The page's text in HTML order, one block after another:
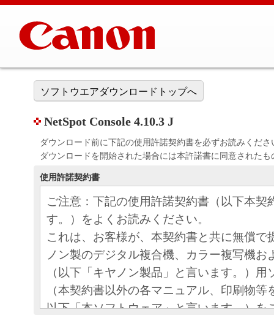
ソフトウエアダウンロードトップへ
NetSpot Console 4.10.3 J
ダウンロード前に下記の使用許諾契約書を必ずお読みくださ
ダウンロードを開始された場合には本許諾書に同意された
使用許諾契約書
ご注意：下記の使用許諾契約書（以下本契
す。）をよくお読みください。
これは、お客様が、本契約書と共に無償で
ノン製のデジタル複合機、カラー複写機お
（以下「キヤノン製品」と言います。）用
（本契約書以外の各マニュアル、印刷物等
以下「本ソフトウェア」と言います。）を